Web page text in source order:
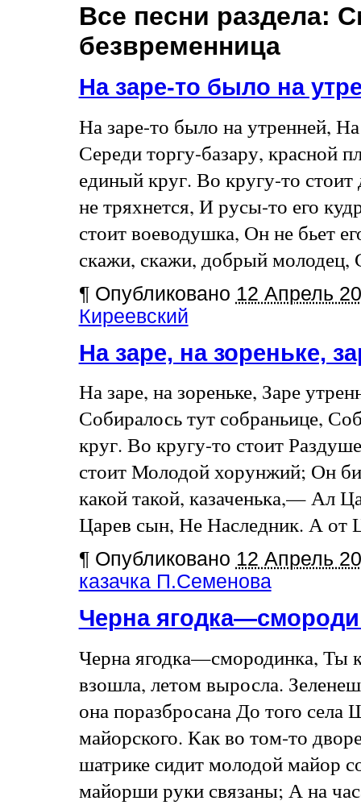
Все песни раздела:
безвременница
На заре-то было на
На заре-то было на утренней,
Середи торгу-базару, красной
единый круг. Во кругу-то
не тряхнется, И русы-то его
стоит воеводушка, Он не бьет
скажи, скажи, добрый
¶ Опубликовано 12 Апрель
Киреевский
На заре, на зореньке,
На заре, на зореньке, Заре
Собиралось тут собраньице,
круг. Во кругу-то стоит
стоит Молодой хорунжий; Он
какой такой, казаченька,— Ал
Царев сын, Не Наследник. А от
¶ Опубликовано 12 Апрель
казачка П.Семенова
Черна
Черна ягодка—смородинка, Ты
взошла, летом выросла.
она поразбросана До того села
майорского. Как во том-то
шатрике сидит молодой майор
майорши руки связаны; А на